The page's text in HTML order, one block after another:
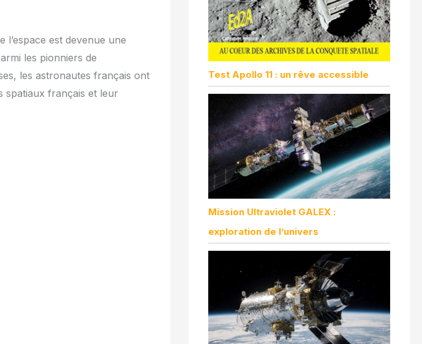
l’espace est devenue une
les pionniers de
les astronautes français ont
spatiaux français et leur
Test Apollo 11 : un rêve accessible
Mission Ultraviolet GALEX :
exploration de l’univers